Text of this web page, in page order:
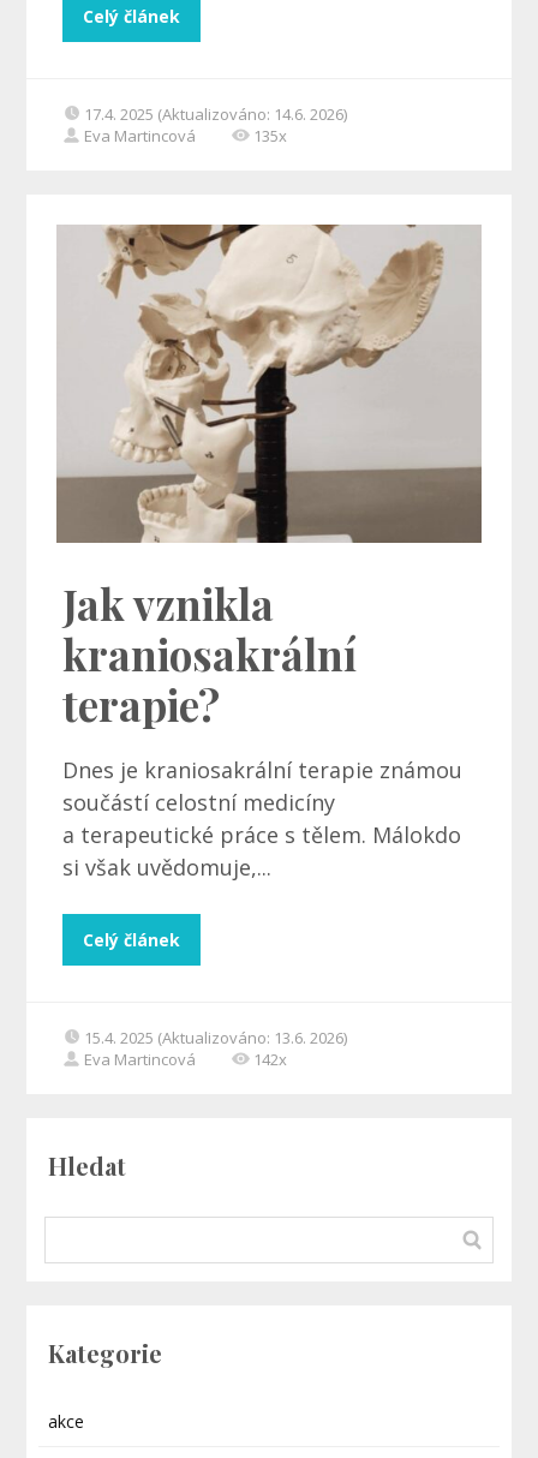
Celý článek
17.4. 2025 (Aktualizováno: 14.6. 2026)
Eva Martincová
135x
Jak vznikla
kraniosakrální
terapie?
Dnes je kraniosakrální terapie známou
součástí celostní medicíny
a terapeutické práce s tělem. Málokdo
si však uvědomuje,...
Celý článek
15.4. 2025 (Aktualizováno: 13.6. 2026)
Eva Martincová
142x
Hledat
Kategorie
akce